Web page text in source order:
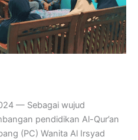
— Sebagai wujud
pendidikan Al-Qur’an
(PC) Wanita Al Irsyad